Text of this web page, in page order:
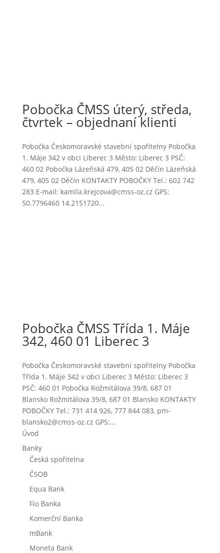
Pobočka ČMSS úterý, středa,
čtvrtek – objednaní klienti
Pobočka Českomoravské stavební spořitelny Pobočka
1. Máje 342 v obci Liberec 3 Město: Liberec 3 PSČ:
460 02 Pobočka Lázeňská 479, 405 02 Děčín Lázeňská
479, 405 02 Děčín KONTAKTY POBOČKY Tel.: 602 742
283 E-mail: kamila.krejcova@cmss-oz.cz GPS:
50.7796460 14.2151720...
Pobočka ČMSS Třída 1. Máje
342, 460 01 Liberec 3
Pobočka Českomoravské stavební spořitelny Pobočka
Třída 1. Máje 342 v obci Liberec 3 Město: Liberec 3
PSČ: 460 01 Pobočka Rožmitálova 39/8, 687 01
Blansko Rožmitálova 39/8, 687 01 Blansko KONTAKTY
POBOČKY Tel.: 731 414 926, 777 844 083, pm-
blansko2@cmss-oz.cz GPS:...
Úvod
Banky
Česká spořitelna
ČSOB
Equa Bank
Fio Banka
Komerční Banka
mBank
Moneta Bank